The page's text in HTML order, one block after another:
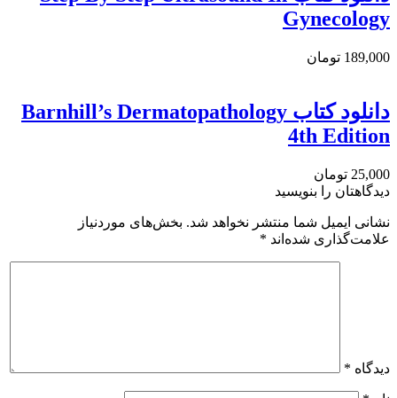
Gynecology
189,000 تومان
دانلود کتاب Barnhill’s Dermatopathology
4th Edition
25,000 تومان
دیدگاهتان را بنویسید
نشانی ایمیل شما منتشر نخواهد شد. بخش‌های موردنیاز
علامت‌گذاری شده‌اند *
دیدگاه *